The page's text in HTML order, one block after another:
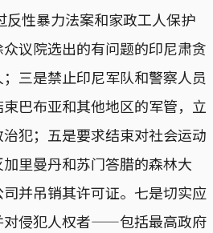
反性暴力法案和家政工人保护
议院选出的有问题的印尼肃贪
三是禁止印尼军队和警察人员
巴布亚和其他地区的军管，立
犯；五是要求结束对社会运动
里曼丹和苏门答腊的森林大
并吊销其许可证。七是切实应
对侵犯人权者——包括最高政府